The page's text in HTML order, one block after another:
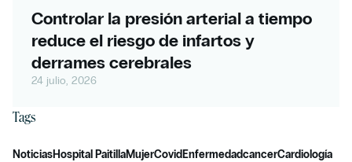
Controlar la presión arterial a tiempo
reduce el riesgo de infartos y
derrames cerebrales
24 julio, 2026
Tags
NoticiasHospital PaitillaMujerCovid EnfermedadcancerCardiología